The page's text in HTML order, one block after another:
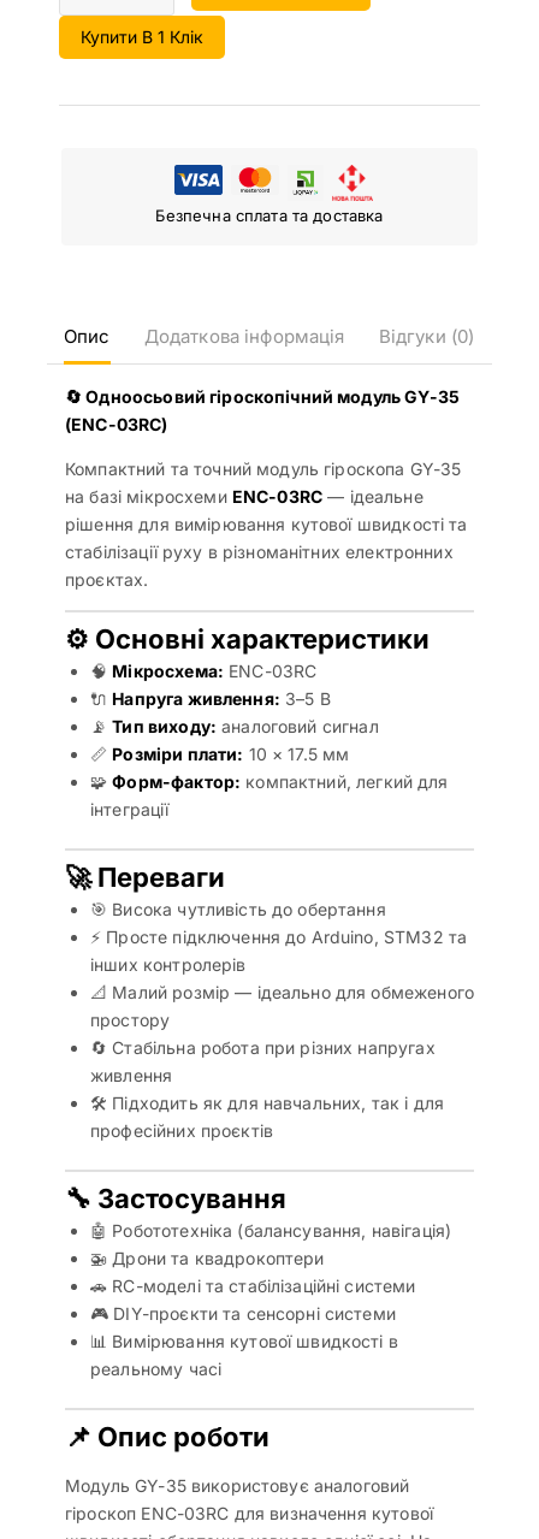
Купити В 1 Клік
Безпечна сплата та доставка
Опис Додаткова інформація Відгуки (0)
🔄 Одноосьовий гіроскопічний модуль GY-35
(ENC-03RC)
Компактний та точний модуль гіроскопа GY-35
на базі мікросхеми ENC-03RC — ідеальне
рішення для вимірювання кутової швидкості та
стабілізації руху в різноманітних електронних
проєктах.
⚙️ Основні характеристики
🧠 Мікросхема: ENC-03RC
🔌 Напруга живлення: 3–5 В
📡Тип виходу: аналоговий сигнал
📏 Розміри плати: 10 × 17.5 мм
🧩Форм-фактор: компактний, легкий для
інтеграції
🚀 Переваги
🎯 Висока чутливість до обертання
⚡ Просте підключення до Arduino, STM32 та
інших контролерів
📐 Малий розмір — ідеально для обмеженого
простору
🔄 Стабільна робота при різних напругах
живлення
🛠️ Підходить як для навчальних, так і для
професійних проєктів
🔧 Застосування
🤖 Робототехніка (балансування, навігація)
🚁 Дрони та квадрокоптери
🚗 RC-моделі та стабілізаційні системи
🎮 DIY-проєкти та сенсорні системи
📊 Вимірювання кутової швидкості в
реальному часі
📌 Опис роботи
Модуль GY-35 використовує аналоговий
гіроскоп ENC-03RC для визначення кутової